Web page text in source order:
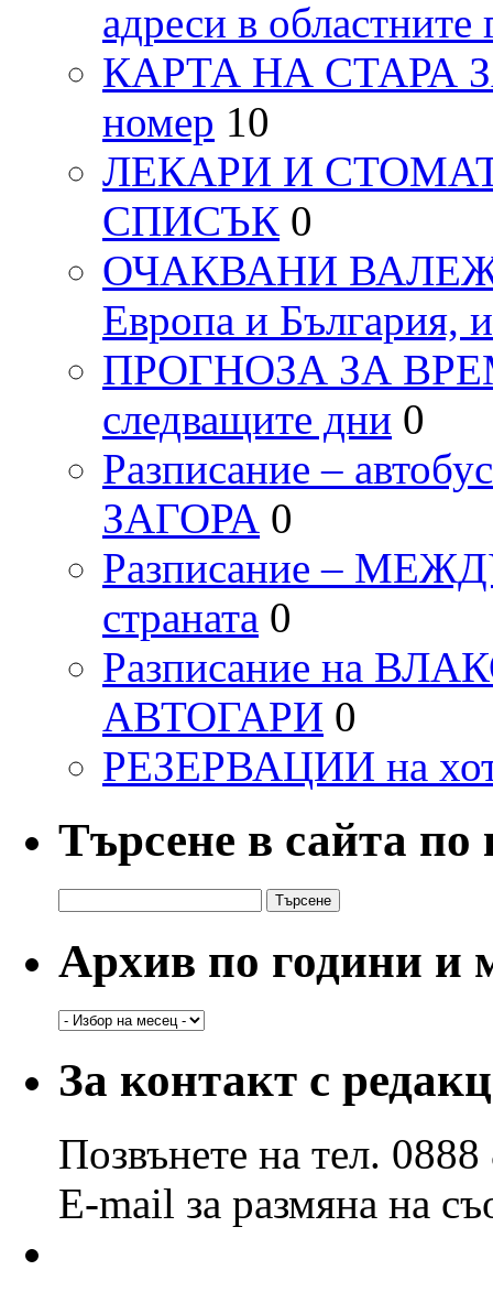
адреси в областните
КАРТА НА СТАРА
номер 10
ЛЕКАРИ И
СПИСЪК 0
ОЧАКВАНИ ВАЛЕЖИ
Европа и България,
ПРОГНОЗА ЗА
следващите дни 0
Разписание –
ЗАГОРА 0
Разписание –
страната 0
Разписание на
АВТОГАРИ 0
РЕЗЕРВАЦИИ на
Търсене в сайта
за:
Архив по години и
Архив
и
месеци
За контакт с
Позвънете на тел.
E-mail за размяна на